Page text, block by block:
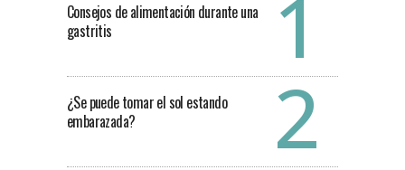
Consejos de alimentación durante una
gastritis
¿Se puede tomar el sol estando
embarazada?